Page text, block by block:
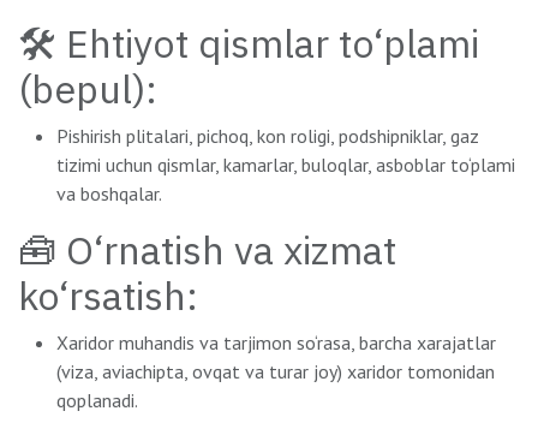
🛠 Ehtiyot qismlar to‘plami
(bepul):
Pishirish plitalari, pichoq, kon roligi, podshipniklar, gaz
tizimi uchun qismlar, kamarlar, buloqlar, asboblar to‘plami
va boshqalar.
🧰 O‘rnatish va xizmat
ko‘rsatish:
Xaridor muhandis va tarjimon so‘rasa, barcha xarajatlar
(viza, aviachipta, ovqat va turar joy) xaridor tomonidan
qoplanadi.